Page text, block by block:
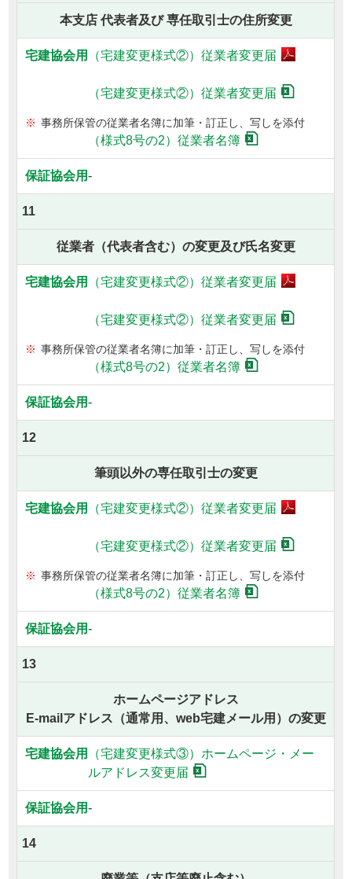
本支店 代表者及び 専任取引士の住所変更
（宅建変更様式②）従業者変更届
（宅建変更様式②）従業者変更届
事務所保管の従業者名簿に加筆・訂正し、写しを添付
（様式8号の2）従業者名簿
-
11
従業者（代表者含む）の変更及び氏名変更
（宅建変更様式②）従業者変更届
（宅建変更様式②）従業者変更届
事務所保管の従業者名簿に加筆・訂正し、写しを添付
（様式8号の2）従業者名簿
-
12
筆頭以外の専任取引士の変更
（宅建変更様式②）従業者変更届
（宅建変更様式②）従業者変更届
事務所保管の従業者名簿に加筆・訂正し、写しを添付
（様式8号の2）従業者名簿
-
13
ホームページアドレス
E-mailアドレス（通常用、web宅建メール用）の変更
（宅建変更様式③） ホームページ・メー
ルアドレス変更届
-
14